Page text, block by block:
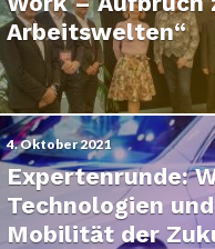
Arbeitswelten“
4. Oktober 2021
Expertenrunde:
Technologien
Mobilität der